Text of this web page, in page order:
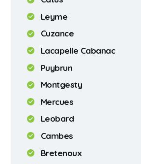
Leyme
Cuzance
Lacapelle Cabanac
Puybrun
Montgesty
Mercues
Leobard
Cambes
Bretenoux